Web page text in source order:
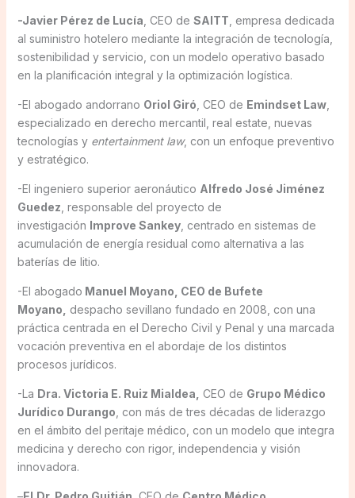
-Javier Pérez de Lucía , CEO de SAITT , empresa dedicada
al suministro hotelero mediante la integración de tecnología,
sostenibilidad y servicio, con un modelo operativo basado
en la planificación integral y la optimización logística.
-El abogado andorrano Oriol Giró , CEO de Emindset Law,
especializado en derecho mercantil, real estate, nuevas
tecnologías y entertainment law, con un enfoque preventivo
y estratégico.
-El ingeniero superior aeronáutico Alfredo José Jiménez
Guedez , responsable del proyecto de
investigación Improve Sankey, centrado en sistemas de
acumulación de energía residual como alternativa a las
baterías de litio.
-El abogado Manuel Moyano, CEO de Bufete
Moyano,
despacho sevillano fundado en 2008, con una
práctica centrada en el Derecho Civil y Penal y una marcada
vocación preventiva en el abordaje de los distintos
procesos jurídicos.
-La Dra. Victoria E. Ruiz Mialdea, CEO de Grupo Médico
Jurídico Durango , con más de tres décadas de liderazgo
en el ámbito del peritaje médico, con un modelo que integra
medicina y derecho con rigor, independencia y visión
innovadora.